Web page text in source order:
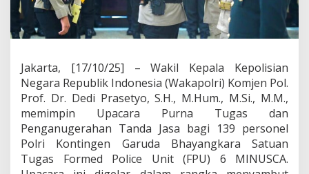
u
n
a
g
a
s
1
3
9
P
e
Jakarta, [17/10/25] – Wakil Kepala Kepolisian
Negara Republik Indonesia (Wakapolri) Komjen Pol.
Prof. Dr. Dedi Prasetyo, S.H., M.Hum., M.Si., M.M.,
memimpin Upacara Purna Tugas dan
Penganugerahan Tanda Jasa bagi 139 personel
Polri Kontingen Garuda Bhayangkara Satuan
Tugas Formed Police Unit (FPU) 6 MINUSCA.